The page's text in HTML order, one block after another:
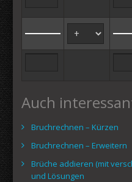
Auch
Bruchrechnen – Kürzen
Bruchrechnen – Erweitern
Brüche addieren (mit
und Lösungen